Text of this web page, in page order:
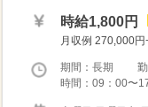
時給1,800円
月収例 270,000
期間：長期 勤
時間：09：00〜